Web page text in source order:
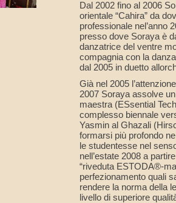
Dal 2002 fino al 2006
orientale “Cahira” da
professionale nel’anno
presso dove Soraya è
danzatrice del ventre
compagnia con la
dal 2005 in duetto
Già nel 2005
2007 Soraya assolve
maestra (ESsential
complesso biennale
Yasmin al Ghazali
formarsi più profondo
le studentesse nel
nell’estate 2008 a
“riveduta ESTODA®-
perfezionamento quali
rendere la norma della
livello di superiore